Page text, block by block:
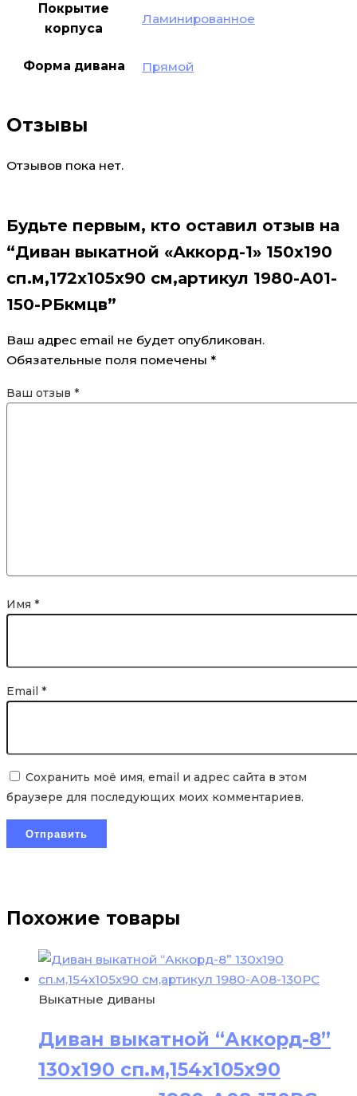
Покрытие
корпуса
Ламинированное
Форма дивана Прямой
Отзывы
Отзывов пока нет.
Будьте первым, кто оставил отзыв на
“Диван выкатной «Аккорд-1» 150х190
сп.м,172х105х90 см,артикул 1980-А01-
150-РБкмцв”
Ваш адрес email не будет опубликован.
Обязательные поля помечены *
Ваш отзыв *
Имя *
Email *
Сохранить моё имя, email и адрес сайта в этом
браузере для последующих моих комментариев.
Похожие товары
Выкатные диваны
Диван выкатной “Аккорд-8”
130х190 сп.м,154х105х90